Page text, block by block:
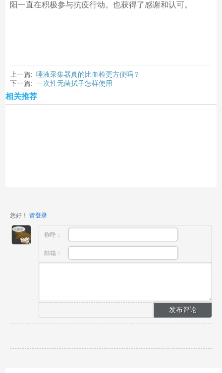
阳一直在积极参与抗疫行动。也获得了感谢和认可。
上一篇: 唾液采集器真的比血检更方便吗？
下一篇: 一次性无菌拭子怎样使用
相关推荐
您好！ 请登录
称呼：
邮箱：